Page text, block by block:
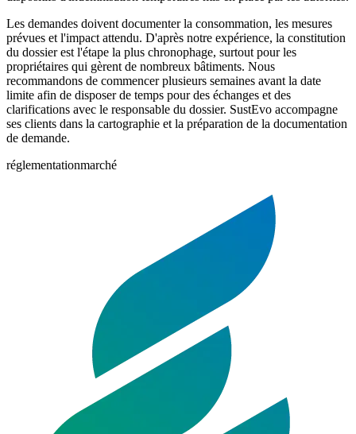
Les demandes doivent documenter la consommation, les mesures
prévues et l'impact attendu. D'après notre expérience, la constitution
du dossier est l'étape la plus chronophage, surtout pour les
propriétaires qui gèrent de nombreux bâtiments. Nous
recommandons de commencer plusieurs semaines avant la date
limite afin de disposer de temps pour des échanges et des
clarifications avec le responsable du dossier. SustEvo accompagne
ses clients dans la cartographie et la préparation de la documentation
de demande.
réglementationmarché